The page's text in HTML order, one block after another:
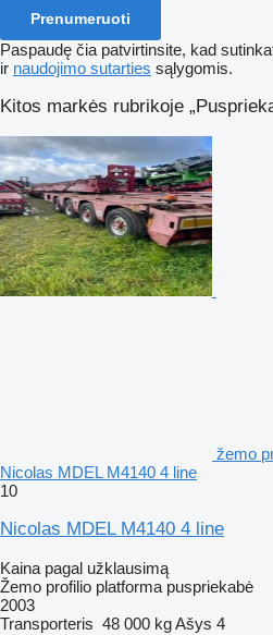
Prenumeruoti
Paspaudę čia patvirtinsite, kad
ir naudojimo sutarties sąlygomis.
Kitos markės rubrikoje
žemo
Nicolas MDEL M4140 4 line
10
Nicolas MDEL M4140 4 line
Kaina pagal užklausimą
Žemo profilio platforma puspriekabė
2003
Transporteris 48 000 kgAšys 4